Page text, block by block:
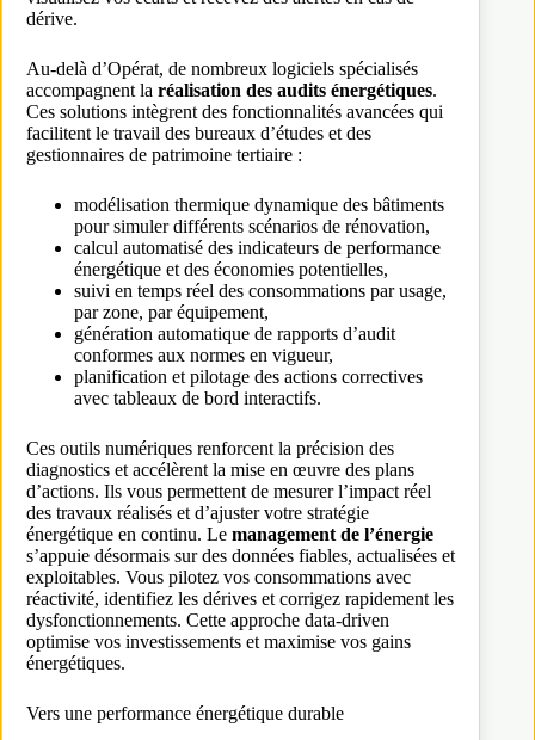
dérive.
Au-delà d’Opérat, de nombreux logiciels spécialisés
accompagnent la réalisation des audits énergétiques.
Ces solutions intègrent des fonctionnalités avancées qui
facilitent le travail des bureaux d’études et des
gestionnaires de patrimoine tertiaire :
modélisation thermique dynamique des bâtiments
pour simuler différents scénarios de rénovation,
calcul automatisé des indicateurs de performance
énergétique et des économies potentielles,
suivi en temps réel des consommations par usage,
par zone, par équipement,
génération automatique de rapports d’audit
conformes aux normes en vigueur,
planification et pilotage des actions correctives
avec tableaux de bord interactifs.
Ces outils numériques renforcent la précision des
diagnostics et accélèrent la mise en œuvre des plans
d’actions. Ils vous permettent de mesurer l’impact réel
des travaux réalisés et d’ajuster votre stratégie
énergétique en continu. Le management de l’énergie
s’appuie désormais sur des données fiables, actualisées et
exploitables. Vous pilotez vos consommations avec
réactivité, identifiez les dérives et corrigez rapidement les
dysfonctionnements. Cette approche data-driven
optimise vos investissements et maximise vos gains
énergétiques.
Vers une performance énergétique durable